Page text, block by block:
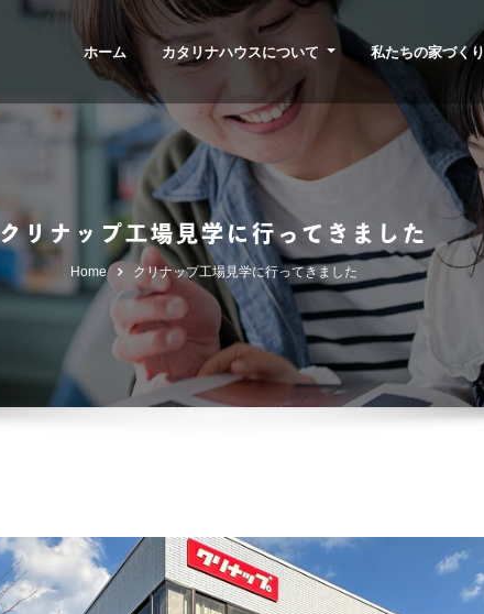
ホーム カタリナハウスについて 私たちの家づくり
クリナップ工場見学に行ってきました
Home クリナップ工場見学に行ってきました